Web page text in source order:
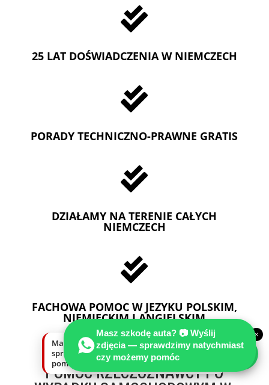

25 LAT DOŚWIADCZENIA W NIEMCZECH

PORADY TECHNICZNO-PRAWNE GRATIS

DZIAŁAMY NA TERENIE CAŁYCH
NIEMCZECH

FACHOWA POMOC W JEZYKU POLSKIM,
NIEMIECKIM I ANGIELSKIM
POMOC RZECZOZNAWCY PO
Masz szkodę auta? 📷 Wyślij
zdjęcia — sprawdzimy natychmiast
czy możemy pomóc
×
Masz szkodę auta? Wyślij zdjęcia —
sprawdzimy natychmiast, czy możemy
pomóc.